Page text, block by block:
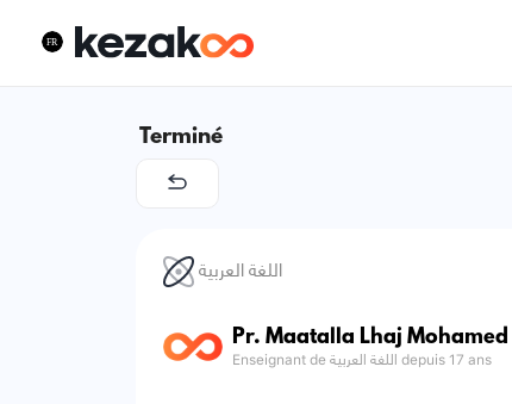
Terminé
اللغة العربية
Pr. Maatalla Lhaj Mohamed
Enseignant de اللغة العربية depuis 17 ans